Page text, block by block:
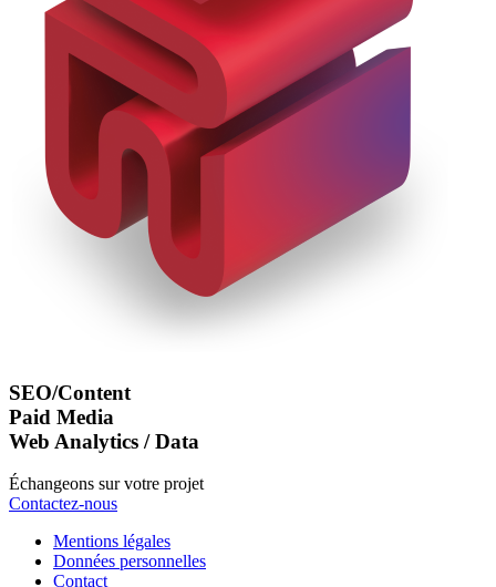
SEO/Content
Paid Media
Web Analytics / Data
Échangeons sur votre projet
Contactez-nous
Mentions légales
Données personnelles
Contact